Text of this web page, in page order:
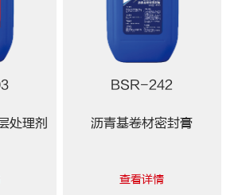
处理剂
BSR-242
沥青基卷材密封膏
查看详情